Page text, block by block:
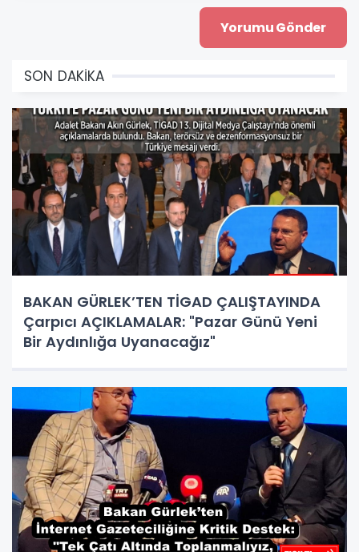
SON DAKİKA
BAKAN GÜRLEK’TEN TİGAD ÇALIŞTAYINDA
Çarpıcı AÇIKLAMALAR: "Pazar Günü Yeni
Bir Aydınlığa Uyanacağız"